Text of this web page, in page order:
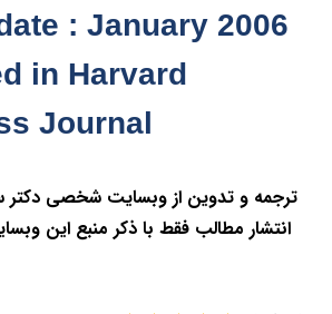
: January 2006
in Harvard
Journal
ترجمه و تدوین از وبسایت شخصی دکتر
انتشار مطالب فقط با ذکر منبع این